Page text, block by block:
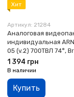
Хит
Артикул: 21284
Аналоговая
индивидуальная
05 (v.2) 700ТВЛ 74°,
1 394 грн
В наличии
Купить